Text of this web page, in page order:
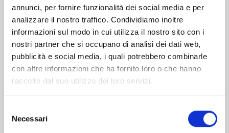
annunci, per fornire funzionalità dei social media e per
analizzare il nostro traffico. Condividiamo inoltre
informazioni sul modo in cui utilizza il nostro sito con i
nostri partner che si occupano di analisi dei dati web,
pubblicità e social media, i quali potrebbero combinarle
con altre informazioni che ha fornito loro o che hanno
raccolto dal suo utilizzo dei loro servizi.
delNecessari
Altri volumi della serie